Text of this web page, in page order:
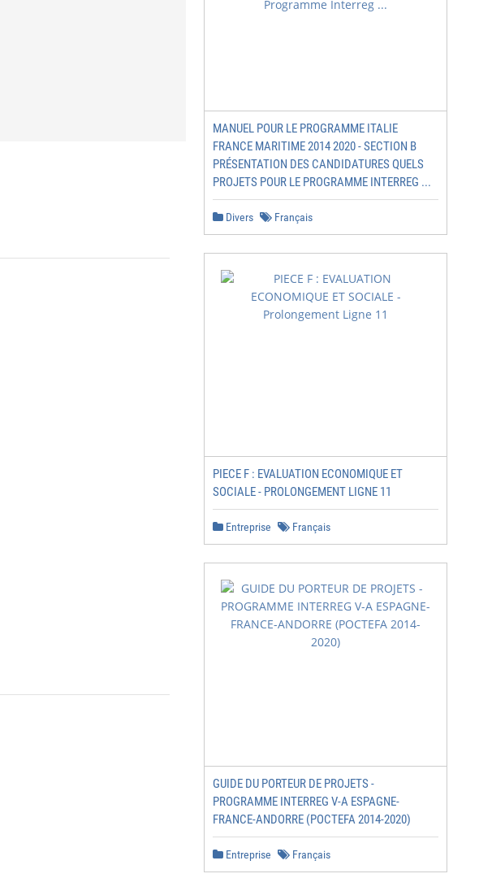
MANUEL POUR LE PROGRAMME ITALIE
FRANCE MARITIME 2014 2020 - SECTION B
PRÉSENTATION DES CANDIDATURES QUELS
PROJETS POUR LE PROGRAMME INTERREG ...
Divers Français
PIECE F : EVALUATION ECONOMIQUE ET
SOCIALE - PROLONGEMENT LIGNE 11
Entreprise Français
GUIDE DU PORTEUR DE PROJETS -
PROGRAMME INTERREG V-A ESPAGNE-
FRANCE-ANDORRE (POCTEFA 2014-2020)
Entreprise Français